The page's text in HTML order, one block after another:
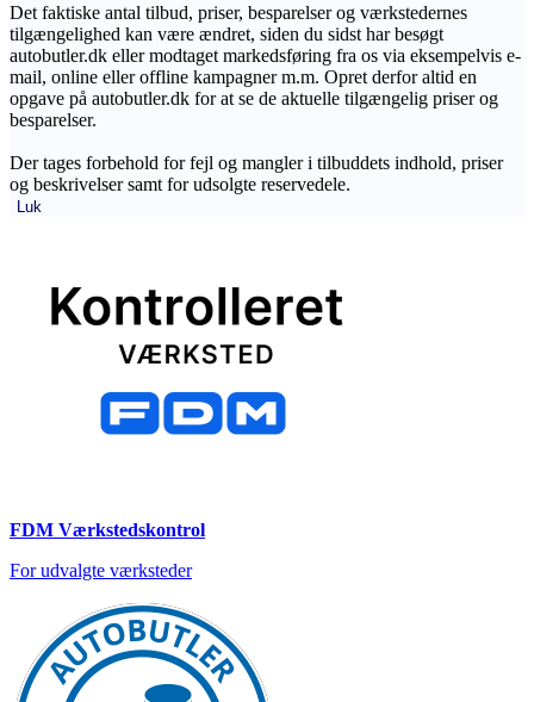
Det faktiske antal tilbud, priser, besparelser og værkstedernes
tilgængelighed kan være ændret, siden du sidst har besøgt
autobutler.dk eller modtaget markedsføring fra os via eksempelvis e-
mail, online eller offline kampagner m.m. Opret derfor altid en
opgave på autobutler.dk for at se de aktuelle tilgængelig priser og
besparelser.
Der tages forbehold for fejl og mangler i tilbuddets indhold, priser
og beskrivelser samt for udsolgte reservedele.
Luk
FDM Værkstedskontrol
For udvalgte værksteder